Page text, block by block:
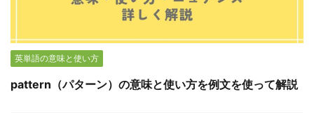
英単語の意味と使い方
pattern（パターン）の意味と使い方を例文を使って解説